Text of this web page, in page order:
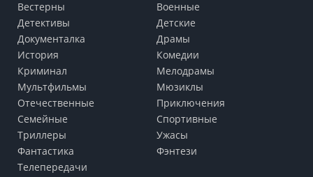
Вестерны
Военные
Детективы
Детские
Документалка
Драмы
История
Комедии
Криминал
Мелодрамы
Мультфильмы
Мюзиклы
Отечественные
Приключения
Семейные
Cпортивные
Триллеры
Ужасы
Фантастика
Фэнтези
Телепередачи